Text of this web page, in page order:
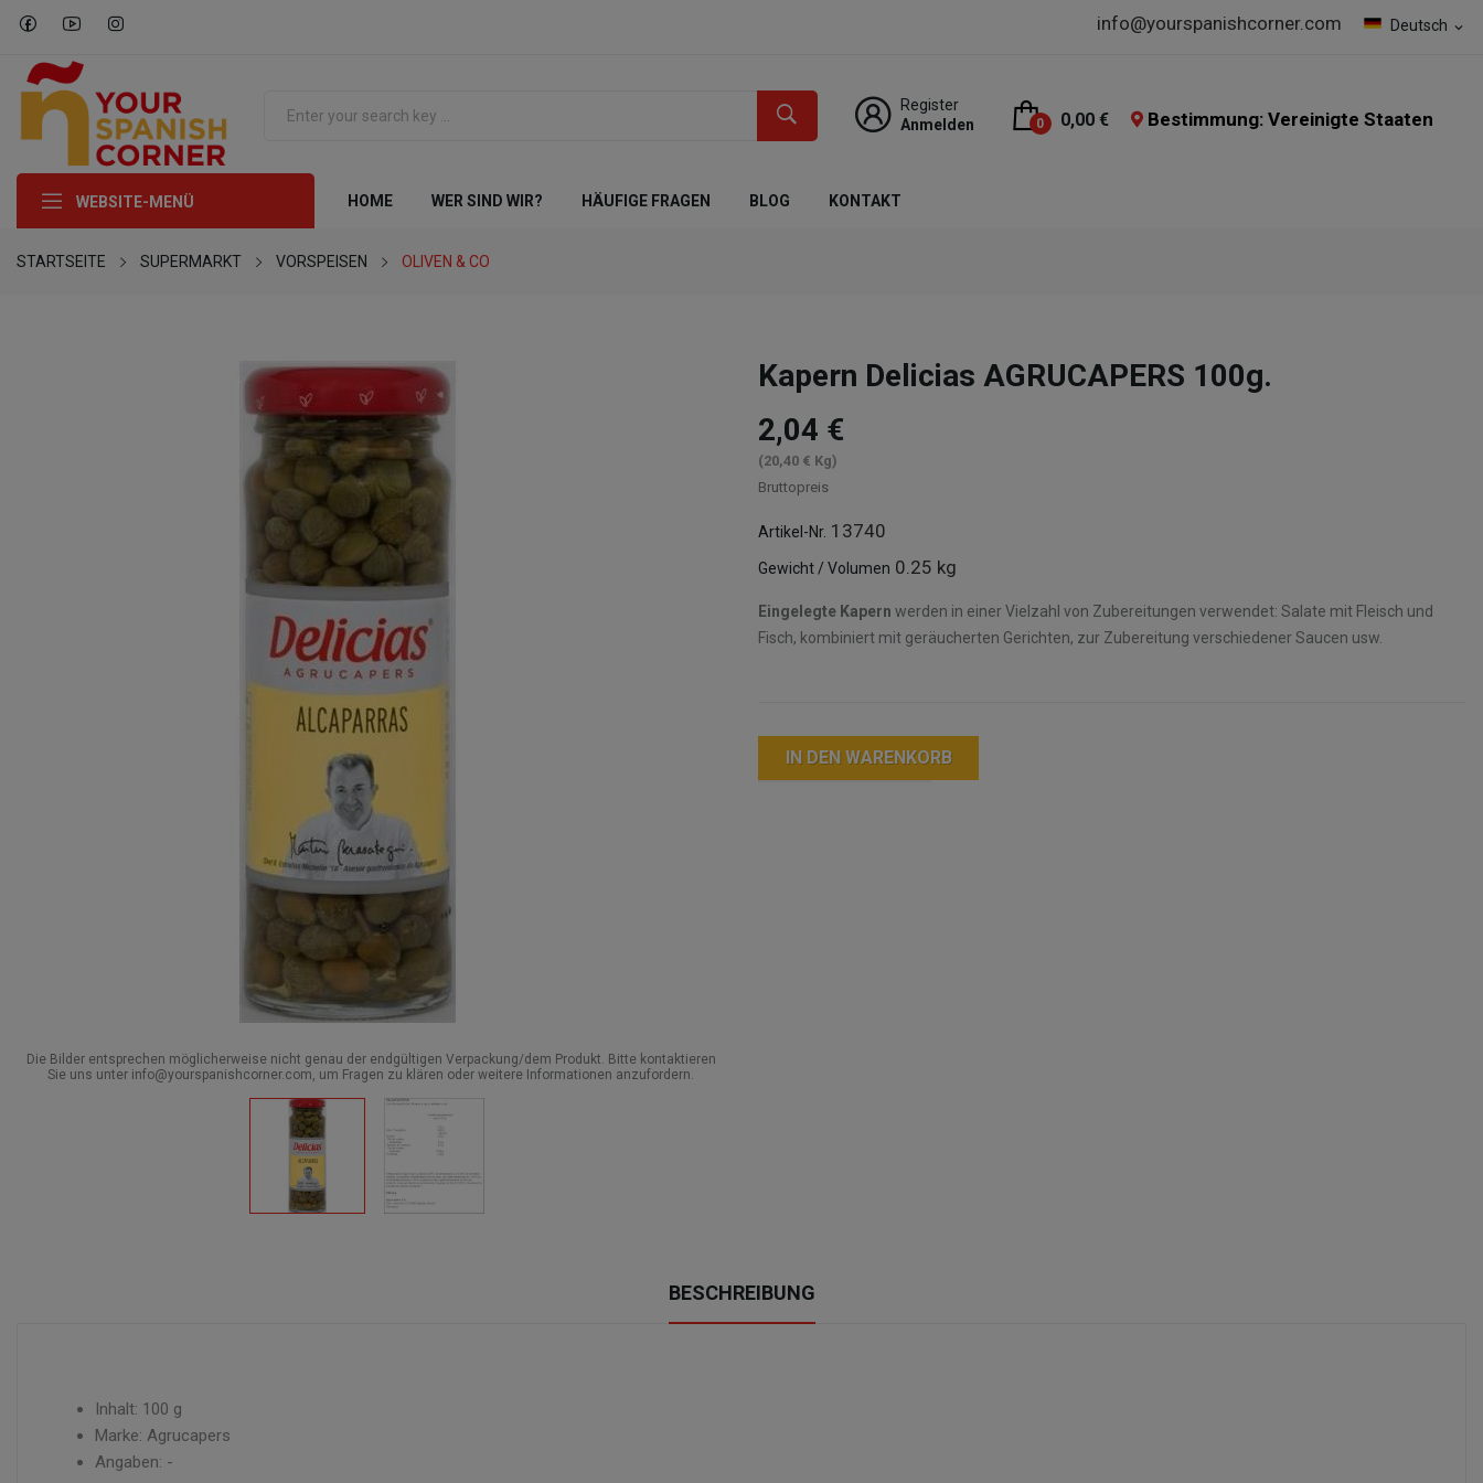
Deutsch expand_more
info@yourspanishcorner.com
Register
Anmelden
0 0,00 € Bestimmung: Vereinigte Staaten
WEBSITE-MENÜ HOME WER SIND WIR? HÄUFIGE FRAGEN BLOG KONTAKT
STARTSEITE SUPERMARKT VORSPEISEN OLIVEN & CO
Die Bilder entsprechen möglicherweise nicht genau der endgültigen Verpackung/dem Produkt. Bitte kontaktieren
Sie uns unter info@yourspanishcorner.com, um Fragen zu klären oder weitere Informationen anzufordern.
Kapern Delicias AGRUCAPERS 100g.
2,04 €
(20,40 € Kg)
Bruttopreis
Artikel-Nr. 13740
Gewicht / Volumen 0.25 kg
Eingelegte Kapern werden in einer Vielzahl von Zubereitungen verwendet: Salate mit Fleisch und
Fisch, kombiniert mit geräucherten Gerichten, zur Zubereitung verschiedener Saucen usw.
IN DEN WARENKORB
BESCHREIBUNG
Inhalt: 100 g
Marke: Agrucapers
Angaben: -